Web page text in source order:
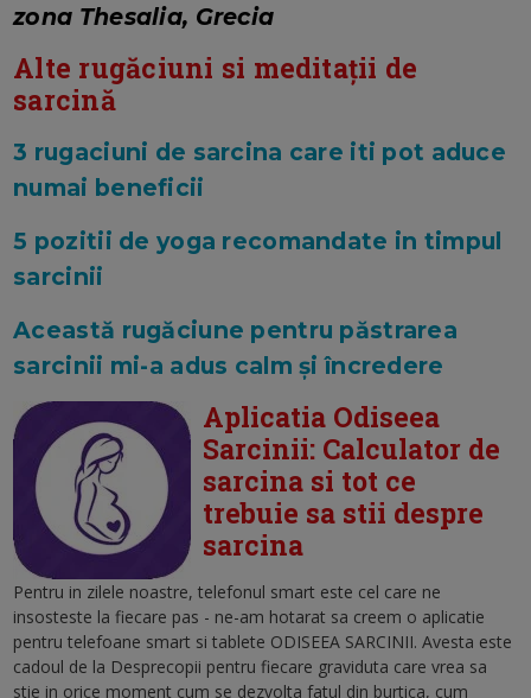
zona Thesalia, Grecia
Alte rugăciuni si meditații de
sarcină
3 rugaciuni de sarcina care iti pot aduce
numai beneficii
5 pozitii de yoga recomandate in timpul
sarcinii
Această rugăciune pentru păstrarea
sarcinii mi-a adus calm și încredere
Aplicatia Odiseea
Sarcinii: Calculator de
sarcina si tot ce
trebuie sa stii despre
sarcina
Pentru in zilele noastre, telefonul smart este cel care ne
insosteste la fiecare pas - ne-am hotarat sa creem o aplicatie
pentru telefoane smart si tablete ODISEEA SARCINII. Avesta este
cadoul de la Desprecopii pentru fiecare graviduta care vrea sa
stie in orice moment cum se dezvolta fatul din burtica, cum